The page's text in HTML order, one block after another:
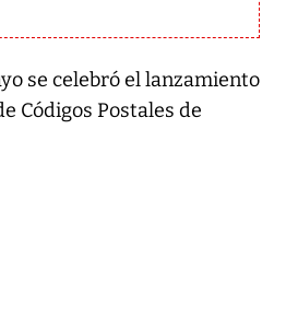
se celebró el lanzamiento
Códigos Postales de